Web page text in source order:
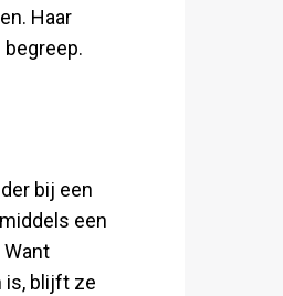
Haar
bij een
een
is, blijft ze